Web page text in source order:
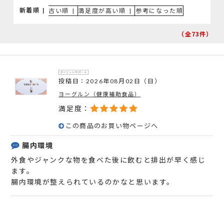
新着順 | 古い順 | 満足度が高い順 | 参考になった順
（全73件）
投稿日：2026年08月02日（日）
ヨーグルン（健康補助食品）
満足度：
この商品のお買い物ページへ
腸内環境
外食やジャンクな物を食べた後に飲むと排出が早く感じ
ます。
腸内環境が整えられているのかなと思います。